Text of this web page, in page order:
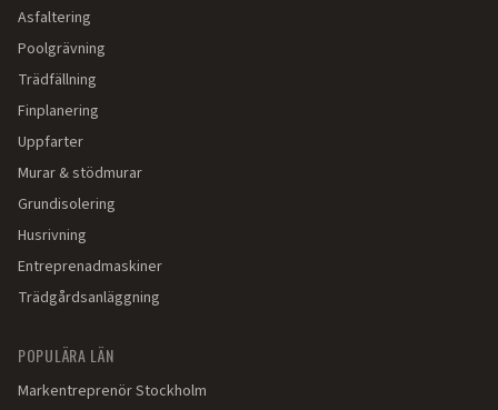
Asfaltering
Poolgrävning
Trädfällning
Finplanering
Uppfarter
Murar & stödmurar
Grundisolering
Husrivning
Entreprenadmaskiner
Trädgårdsanläggning
POPULÄRA LÄN
MarkentreprenörStockholm